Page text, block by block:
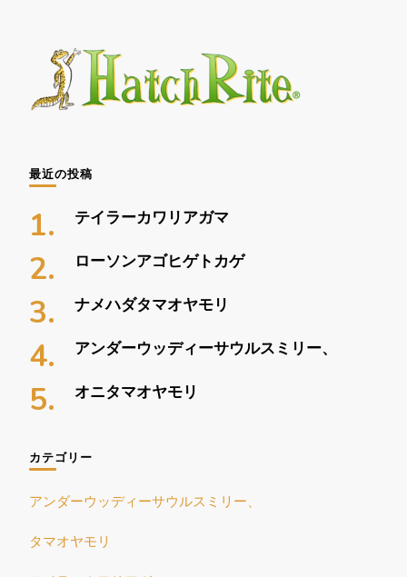
最近の投稿
テイラーカワリアガマ
ローソンアゴヒゲトカゲ
ナメハダタマオヤモリ
アンダーウッディーサウルスミリー、
オニタマオヤモリ
カテゴリー
アンダーウッディーサウルスミリー、
タマオヤモリ